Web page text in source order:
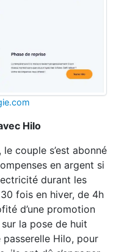
Hilo
couple s’est abonné
en argent si
durant les
fois en hiver, de 4h
d’une promotion
la pose de huit
Hilo, pour